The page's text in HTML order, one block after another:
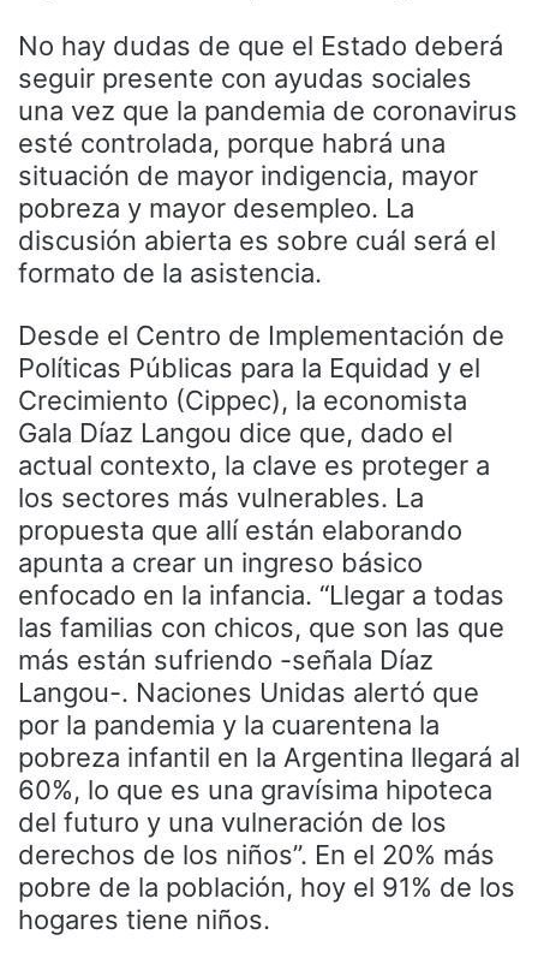
No hay dudas de que el Estado deberá
seguir presente con ayudas sociales
una vez que la pandemia de coronavirus
esté controlada, porque habrá una
situación de mayor indigencia, mayor
pobreza y mayor desempleo. La
discusión abierta es sobre cuál será el
formato de la asistencia.
Desde el Centro de Implementación de
Políticas Públicas para la Equidad y el
Crecimiento (Cippec), la economista
Gala Díaz Langou dice que, dado el
actual contexto, la clave es proteger a
los sectores más vulnerables. La
propuesta que allí están elaborando
apunta a crear un ingreso básico
enfocado en la infancia. “Llegar a todas
las familias con chicos, que son las que
más están sufriendo -señala Díaz
Langou-. Naciones Unidas alertó que
por la pandemia y la cuarentena la
pobreza infantil en la Argentina llegará al
60%, lo que es una gravísima hipoteca
del futuro y una vulneración de los
derechos de los niños”. En el 20% más
pobre de la población, hoy el 91% de los
hogares tiene niños.